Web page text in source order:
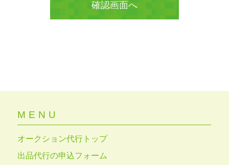
MENU
オークション代行トップ
出品代行の申込フォーム